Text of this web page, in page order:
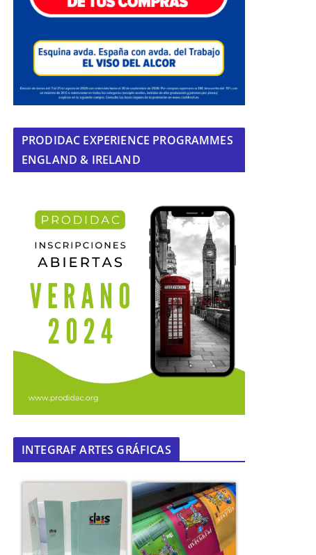
PRODIDAC EXPERIENCE PROGRAMMES
ENGLAND & IRELAND
INTEGRAF ARTES GRÁFICAS